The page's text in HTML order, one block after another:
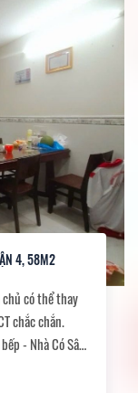
4, 58M2
chủ có thể thay
chắc chắn.
- Nhà Có Sân
trước nhà